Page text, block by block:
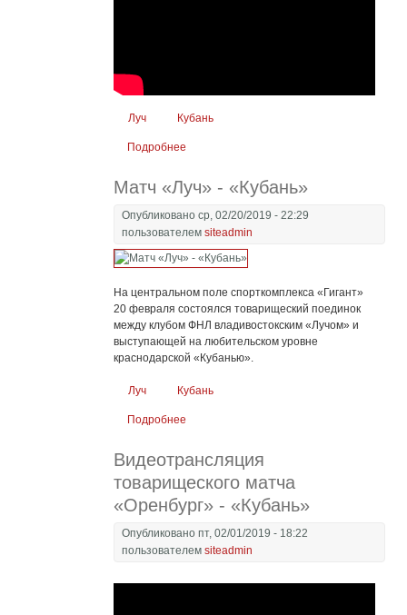
Луч Кубань
Подробнее
Матч «Луч» - «Кубань»
Опубликовано ср, 02/20/2019 - 22:29
пользователемsiteadmin
На центральном поле спорткомплекса «Гигант»
20 февраля состоялся товарищеский поединок
между клубом ФНЛ владивостокским «Лучом» и
выступающей на любительском уровне
краснодарской «Кубанью».
Луч Кубань
Подробнее
Видеотрансляция
товарищеского матча
«Оренбург» - «Кубань»
Опубликовано пт, 02/01/2019 - 18:22
пользователемsiteadmin